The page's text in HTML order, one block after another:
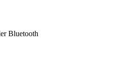
Bluetooth